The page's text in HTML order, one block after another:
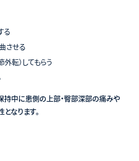
る
させる
転）してもらう
中に患側の上部・臀部深部の痛みや
なります。